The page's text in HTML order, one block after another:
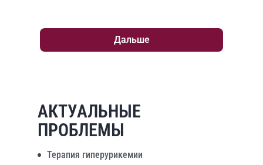
Дальше
АКТУАЛЬНЫЕ
ПРОБЛЕМЫ
Терапия гиперурикемии